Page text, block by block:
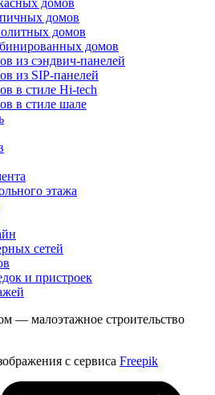
домов
домов
домов
из сэндвич-панелей
из SIP-панелей
в стиле Hi-tech
в стиле шале
этажа
сетей
и пристроек
— малоэтажное строительство
с сервиса Freepik